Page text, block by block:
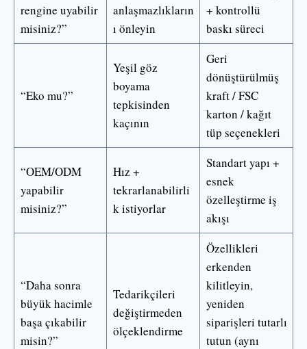
rengine uyabilir
misiniz?”
anlaşmazlıkların
ı önleyin
+ kontrollü
baskı süreci
“Eko mu?”
Yeşil göz
boyama
tepkisinden
kaçının
Geri
dönüştürülmüş
kraft / FSC
karton / kağıt
tüp seçenekleri
“OEM/ODM
yapabilir
misiniz?”
Hız +
tekrarlanabilirli
k istiyorlar
Standart yapı +
esnek
özelleştirme iş
akışı
“Daha sonra
büyük hacimle
başa çıkabilir
misin?”
Tedarikçileri
değiştirmeden
ölçeklendirme
Özellikleri
erkenden
kilitleyin,
yeniden
siparişleri tutarlı
tutun (aynı